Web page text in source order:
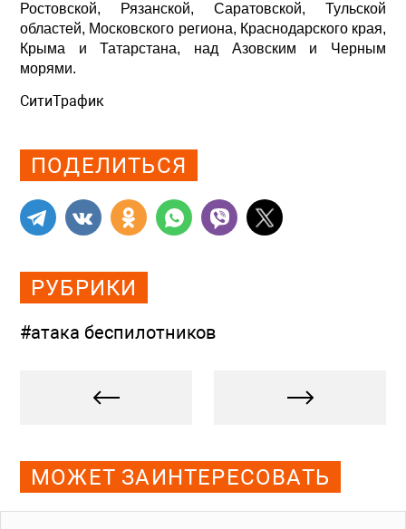
Ростовской, Рязанской, Саратовской, Тульской
областей, Московского региона, Краснодарского края,
Крыма и Татарстана, над Азовским и Черным
морями.
СитиТрафик
ПОДЕЛИТЬСЯ
РУБРИКИ
#атака беспилотников
МОЖЕТ ЗАИНТЕРЕСОВАТЬ